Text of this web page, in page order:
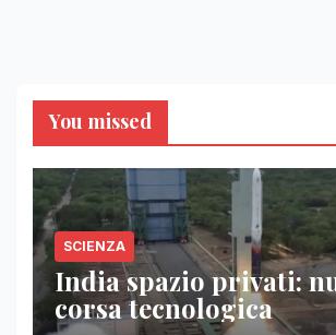
You missed
SCIENZA
India spazio privati:
corsa tecnologica